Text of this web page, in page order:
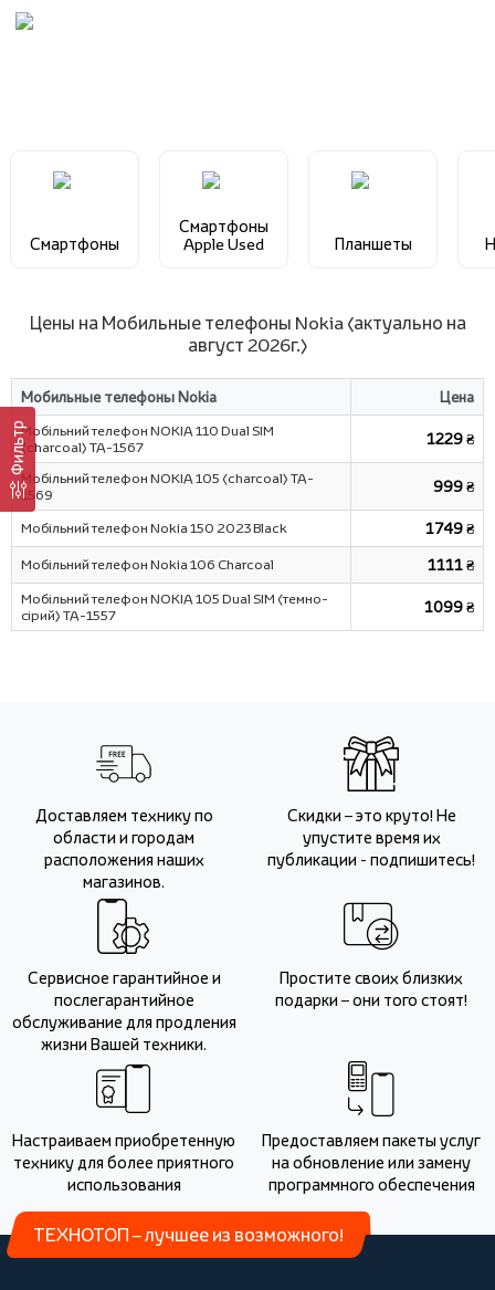
Фильтр
Смартфоны
Смартфоны
Apple Used
Планшеты
Цены на Мобильные телефоны Nokia (актуально на
август 2026г.)
Мобильные телефоны Nokia Цена
Мобільний телефон NOKIA 110 Dual SIM
(charcoal) TA-1567
1229 ₴
Мобільний телефон NOKIA 105 (charcoal) TA-
1569
999 ₴
Мобільний телефон Nokia 150 2023 Black 1749 ₴
Мобільний телефон Nokia 106 Charcoal 1111 ₴
Мобільний телефон NOKIA 105 Dual SIM (темно-
сірий) TA-1557
1099 ₴
Доставляем технику по
области и городам
расположения наших
магазинов.
Скидки – это круто! Не
упустите время их
публикации - подпишитесь!
Сервисное гарантийное и
послегарантийное
обслуживание для продления
жизни Вашей техники.
Простите своих близких
подарки – они того стоят!
Настраиваем приобретенную
технику для более приятного
использования
Предоставляем пакеты услуг
на обновление или замену
программного обеспечения
ТЕХНОТОП – лучшее из возможного!